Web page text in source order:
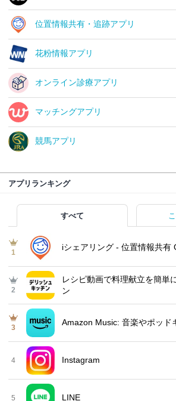
位置情報共有・追跡アプリ
花粉情報アプリ
オンライン診療アプリ
マッチングアプリ
競馬アプリ
アプリランキング
すべて
1
iシェアリング - 位置情報共有
2
レシピ動画で料理献立を簡単‪
ン
3
Amazon Music: 音楽やポッド
4 Instagram
5 LINE